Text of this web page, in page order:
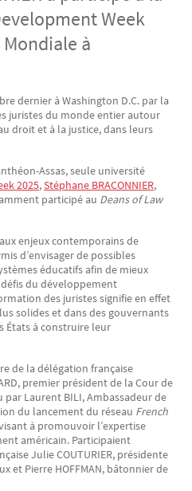
Week
à
dernier à Washington D.C. par la
juristes du monde entier autour
droit et à la justice, dans leurs
Assas, seule université
2025,Stéphane BRACONNIER,
participé au Deans of Law
enjeux contemporains de
d’envisager de possibles
éducatifs afin de mieux
du développement
des juristes signifie en effet
solides et dans des gouvernants
États à construire leur
de la délégation française
premier président de la Cour de
par Laurent BILI, Ambassadeur de
du lancement du réseau French
à promouvoir l’expertise
américain. Participaient
Julie COUTURIER, présidente
et Pierre HOFFMAN, bâtonnier de